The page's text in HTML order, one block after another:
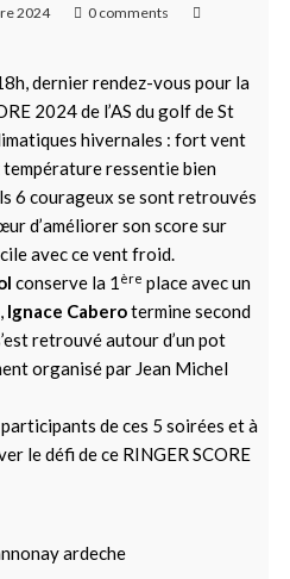
2024
0 comments
dernier rendez-vous pour la
2024 de l’AS du golf de St
hivernales : fort vent
ressentie bien
6 courageux se sont retrouvés
d’améliorer son score sur
avec ce vent froid.
conserve la 1 ère place avec un
Ignace Caberotermine second
retrouvé autour d’un pot
organisé par Jean Michel
de ces 5 soirées et à
le défi de ce RINGER SCORE